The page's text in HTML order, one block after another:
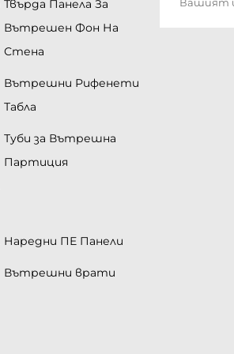
Твърда Панела За
Вътрешен Фон На
Стена
Вътрешни Рифенети
Табла
Туби за Вътрешна
Партиция
Наредни ПЕ Панели
Вътрешни врати